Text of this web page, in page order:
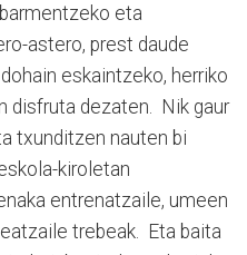
eta
astero, prest daude
eskaintzeko, herriko
disfruta dezaten. Nik gaur
txunditzen nauten bi
kiroletan
entrenatzaile, umeen
trebeak. Eta baita